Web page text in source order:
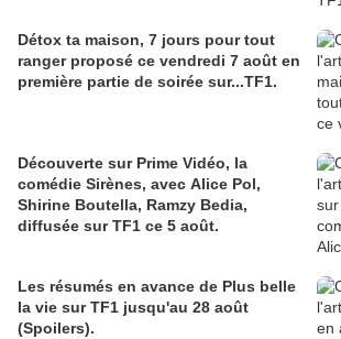
Détox ta maison, 7 jours pour tout
ranger proposé ce vendredi 7 août en
première partie de soirée sur...TF1.
Découverte sur Prime Vidéo, la
comédie Sirènes, avec Alice Pol,
Shirine Boutella, Ramzy Bedia,
diffusée sur TF1 ce 5 août.
Les résumés en avance de Plus belle
la vie sur TF1 jusqu'au 28 août
(Spoilers).